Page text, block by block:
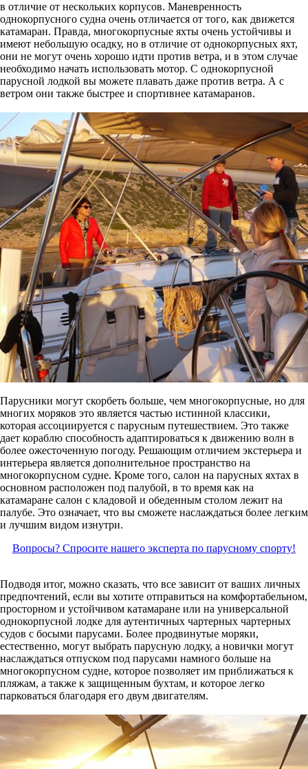
в отличие от нескольких корпусов. Маневренность
однокорпусного судна очень отличается от того, как движется
катамаран. Правда, многокорпусные яхты очень устойчивы и
имеют небольшую осадку, но в отличие от однокорпусных яхт,
они не могут очень хорошо идти против ветра, и в этом случае
необходимо начать использовать мотор. С однокорпусной
парусной лодкой вы можете плавать даже против ветра. А с
ветром они также быстрее и спортивнее катамаранов.
Парусники могут скорбеть больше, чем многокорпусные, но для
многих моряков это является частью истинной классики,
которая ассоциируется с парусным путешествием. Это также
дает кораблю способность адаптироваться к движению волн в
более ожесточенную погоду. Решающим отличием экстерьера и
интерьера является дополнительное пространство на
многокорпусном судне. Кроме того, салон на парусных яхтах в
основном расположен под палубой, в то время как на
катамаране салон с кладовой и обеденным столом лежит на
палубе. Это означает, что вы сможете наслаждаться более легким
и лучшим видом изнутри.
Вопросы? Спросите нашего эксперта по парусному спорту!
Подводя итог, можно сказать, что все зависит от ваших личных
предпочтений, если вы хотите отправиться на комфортабельном,
просторном и устойчивом катамаране или на универсальной
однокорпусной лодке для аутентичных чартерных чартерных
судов с босыми парусами. Более продвинутые моряки,
естественно, могут выбрать парусную лодку, а новички могут
наслаждаться отпуском под парусами намного больше на
многокорпусном судне, которое позволяет им приближаться к
пляжам, а также к защищенным бухтам, и которое легко
парковаться благодаря его двум двигателям.